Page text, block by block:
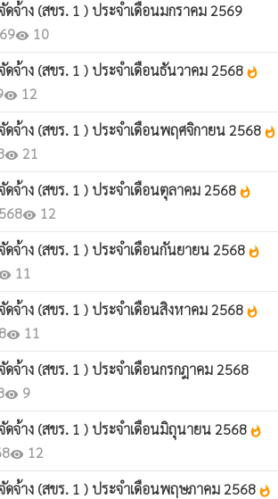
จ้าง (สขร. 1 ) ประจำเดือนมกราคม 2569
visibility 10
จ้าง (สขร. 1 ) ประจำเดือนธันวาคม 2568 whatshot
visibility 12
จ้าง (สขร. 1 ) ประจำเดือนพฤศจิกายน 2568 whatshot
visibility 21
จ้าง (สขร. 1 ) ประจำเดือนตุลาคม 2568 whatshot
visibility 12
จ้าง (สขร. 1 ) ประจำเดือนกันยายน 2568 whatshot
11
จ้าง (สขร. 1 ) ประจำเดือนสิงหาคม 2568 whatshot
visibility 11
จ้าง (สขร. 1 ) ประจำเดือนกรกฎาคม 2568
visibility 9
จ้าง (สขร. 1 ) ประจำเดือนมิถุนายน 2568 whatshot
visibility 12
ดจ้าง (สขร. 1 ) ประจำเดือนพฤษภาคม 2568 whatshot